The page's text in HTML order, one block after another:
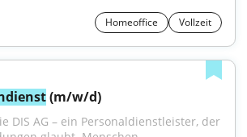
Homeoffice Vollzeit
(m/w/d)
DIS AG – ein Personaldienstleister, der